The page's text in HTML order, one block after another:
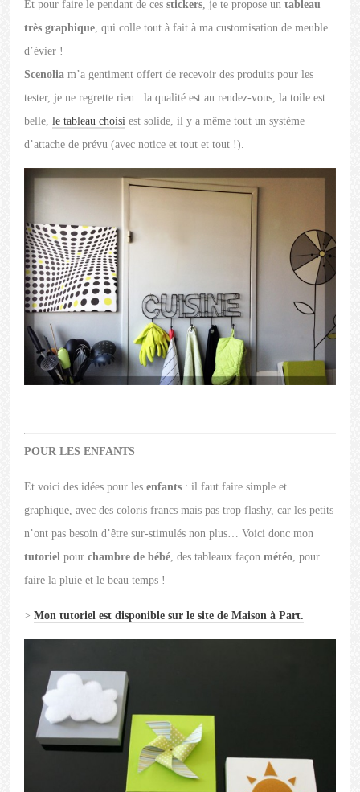
Et pour faire le pendant de cesstickers, je te propose untableau
très graphique, qui colle tout à fait à ma customisation de meuble
d’évier !
Scenolia m’a gentiment offert de recevoir des produits pour les
tester, je ne regrette rien : la qualité est au rendez-vous, la toile est
belle,le tableau choisi est solide, il y a même tout un système
d’attache de prévu (avec notice et tout et tout !).
POUR LES ENFANTS
Et voici des idées pour lesenfants : il faut faire simple et
graphique, avec des coloris francs mais pas trop flashy, car les petits
n’ont pas besoin d’être sur-stimulés non plus… Voici donc mon
tutoriel pourchambre de bébé , des tableaux façonmétéo , pour
faire la pluie et le beau temps !
>Mon tutoriel est disponible sur le site de Maison à Part.